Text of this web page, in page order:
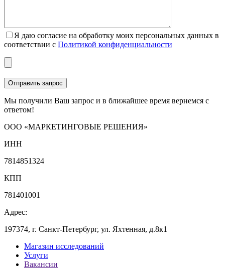
Я даю согласие на обработку моих персональных данных в
соответствии с Политикой конфиденциальности
Мы получили Ваш запрос и в ближайшее время вернемся с
ответом!
ООО «МАРКЕТИНГОВЫЕ РЕШЕНИЯ»
ИНН
7814851324
КПП
781401001
Адрес:
197374, г. Санкт-Петербург, ул. Яхтенная, д.8к1
Магазин исследований
Услуги
Вакансии